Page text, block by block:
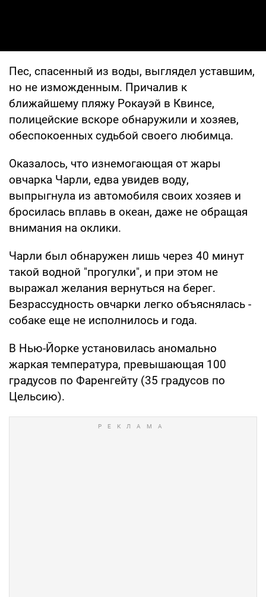
Пес, спасенный из воды, выглядел уставшим,
но не изможденным. Причалив к
ближайшему пляжу Рокауэй в Квинсе,
полицейские вскоре обнаружили и хозяев,
обеспокоенных судьбой своего любимца.
Оказалось, что изнемогающая от жары
овчарка Чарли, едва увидев воду,
выпрыгнула из автомобиля своих хозяев и
бросилась вплавь в океан, даже не обращая
внимания на оклики.
Чарли был обнаружен лишь через 40 минут
такой водной "прогулки", и при этом не
выражал желания вернуться на берег.
Безрассудность овчарки легко объяснялась -
собаке еще не исполнилось и года.
В Нью-Йорке установилась аномально
жаркая температура, превышающая 100
градусов по Фаренгейту (35 градусов по
Цельсию).